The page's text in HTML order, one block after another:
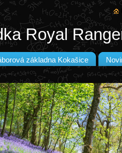
Royal
základna Kokašice